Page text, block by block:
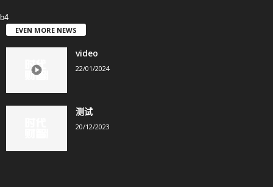
b4
EVEN MORE NEWS
video
22/01/2024
测试
20/12/2023